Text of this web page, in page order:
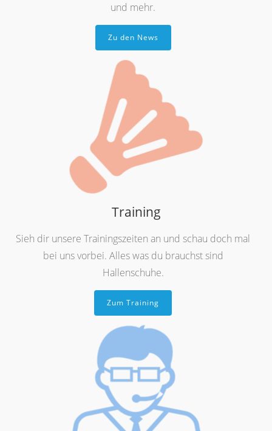
und mehr.
Zu den News
Training
Sieh dir unsere Trainingszeiten an und schau doch mal
bei uns vorbei. Alles was du brauchst sind
Hallenschuhe.
Zum Training